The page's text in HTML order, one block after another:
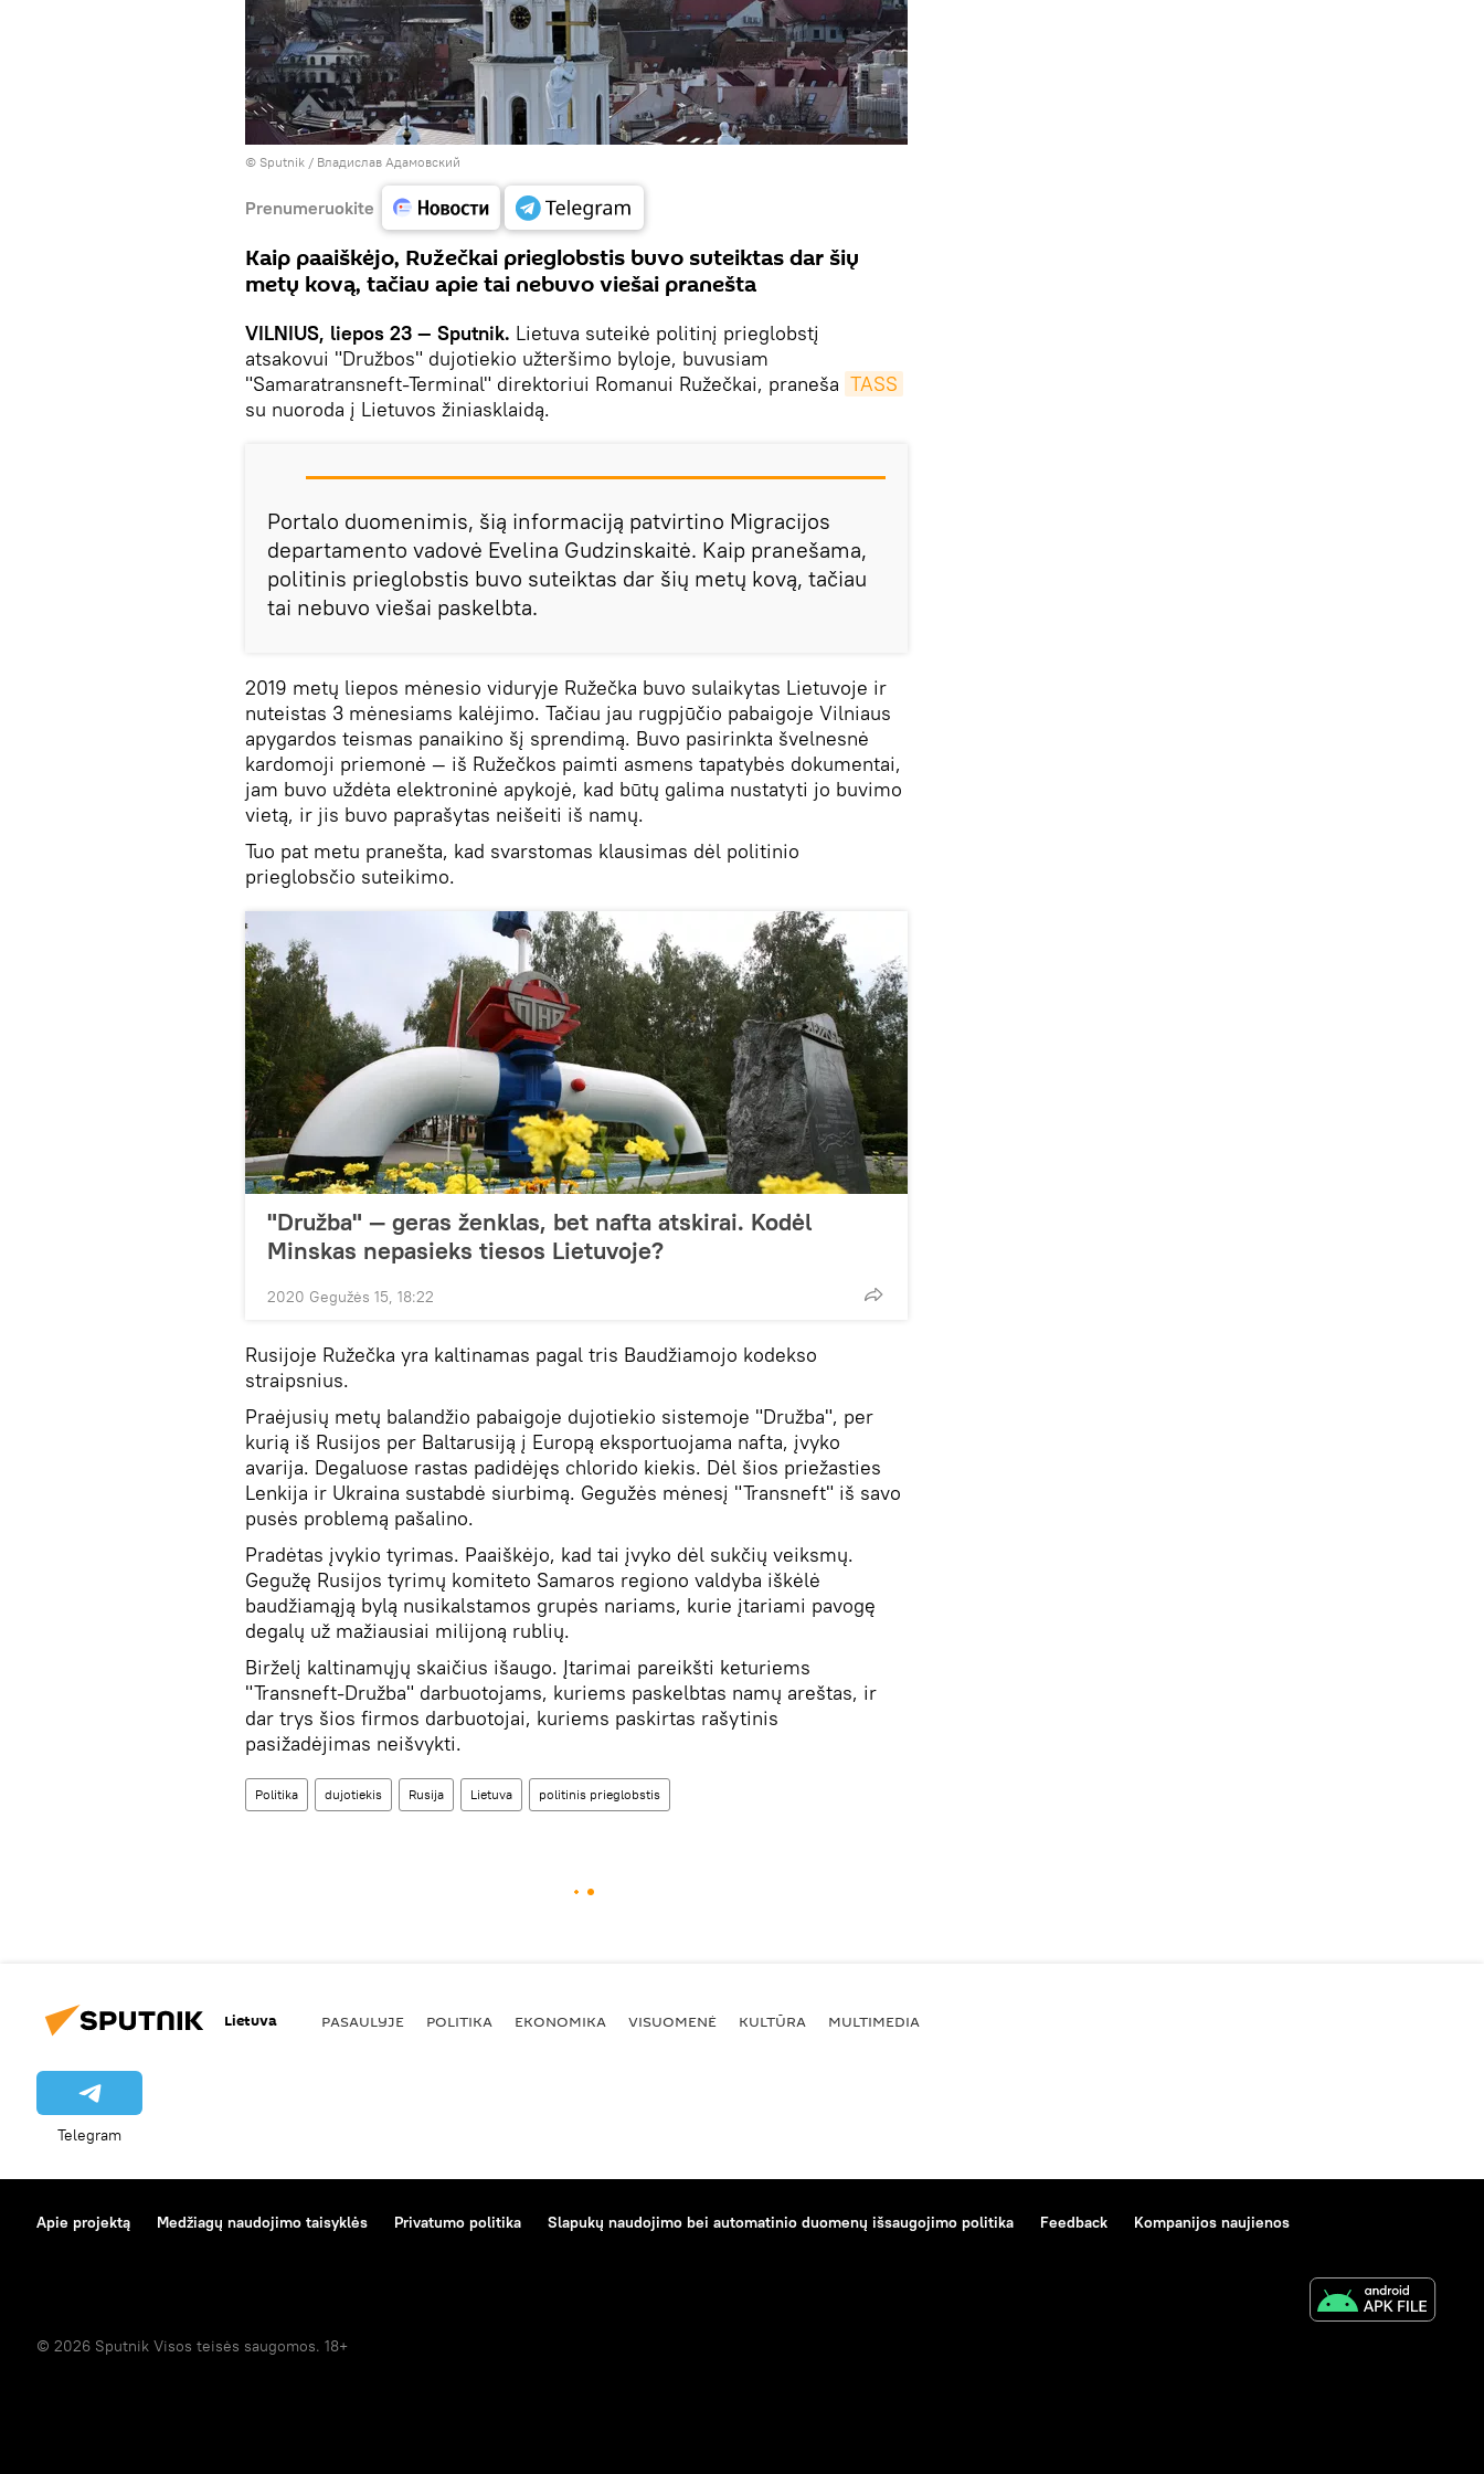
© Sputnik / Владислав Адамовский
Prenumeruokite
Kaip paaiškėjo, Ružečkai prieglobstis buvo suteiktas dar šių
metų kovą, tačiau apie tai nebuvo viešai pranešta
VILNIUS, liepos 23 — Sputnik. Lietuva suteikė politinį prieglobstį
atsakovui "Družbos" dujotiekio užteršimo byloje, buvusiam
"Samaratransneft-Terminal" direktoriui Romanui Ružečkai, praneša TASS
su nuoroda į Lietuvos žiniasklaidą.
Portalo duomenimis, šią informaciją patvirtino Migracijos
departamento vadovė Evelina Gudzinskaitė. Kaip pranešama,
politinis prieglobstis buvo suteiktas dar šių metų kovą, tačiau
tai nebuvo viešai paskelbta.
2019 metų liepos mėnesio viduryje Ružečka buvo sulaikytas Lietuvoje ir
nuteistas 3 mėnesiams kalėjimo. Tačiau jau rugpjūčio pabaigoje Vilniaus
apygardos teismas panaikino šį sprendimą. Buvo pasirinkta švelnesnė
kardomoji priemonė — iš Ružečkos paimti asmens tapatybės dokumentai,
jam buvo uždėta elektroninė apykojė, kad būtų galima nustatyti jo buvimo
vietą, ir jis buvo paprašytas neišeiti iš namų.
Tuo pat metu pranešta, kad svarstomas klausimas dėl politinio
prieglobsčio suteikimo.
"Družba" — geras ženklas, bet nafta atskirai. Kodėl
Minskas nepasieks tiesos Lietuvoje?
2020 Gegužės 15, 18:22
Rusijoje Ružečka yra kaltinamas pagal tris Baudžiamojo kodekso
straipsnius.
Praėjusių metų balandžio pabaigoje dujotiekio sistemoje "Družba", per
kurią iš Rusijos per Baltarusiją į Europą eksportuojama nafta, įvyko
avarija. Degaluose rastas padidėjęs chlorido kiekis. Dėl šios priežasties
Lenkija ir Ukraina sustabdė siurbimą. Gegužės mėnesį "Transneft" iš savo
pusės problemą pašalino.
Pradėtas įvykio tyrimas. Paaiškėjo, kad tai įvyko dėl sukčių veiksmų.
Gegužę Rusijos tyrimų komiteto Samaros regiono valdyba iškėlė
baudžiamąją bylą nusikalstamos grupės nariams, kurie įtariami pavogę
degalų už mažiausiai milijoną rublių.
Birželį kaltinamųjų skaičius išaugo. Įtarimai pareikšti keturiems
"Transneft-Družba" darbuotojams, kuriems paskelbtas namų areštas, ir
dar trys šios firmos darbuotojai, kuriems paskirtas rašytinis
pasižadėjimas neišvykti.
Politika dujotiekis Rusija Lietuva politinis prieglobstis
Lietuva PASAULYJE POLITIKA EKONOMIKA VISUOMENĖ KULTŪRA MULTIMEDIA
Telegram
Apie projektą Medžiagų naudojimo taisyklės Privatumo politika Slapukų naudojimo bei automatinio duomenų išsaugojimo politika Feedback Kompanijos naujienos
© 2026 Sputnik Visos teisės saugomos. 18+